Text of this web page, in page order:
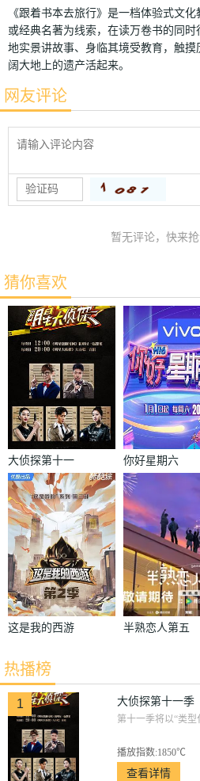
《跟着书本去旅行》是一档体验式文
或经典名著为线索，在读万卷书的同
地实景讲故事、身临其境受教育，触
阔大地上的遗产活起来。
网友评论
暂无评论，快来抢
猜你喜欢
大侦探第十一
季
你好星期六
这是我的西游
半熟恋人第五
热播榜
1 大侦探第十一季
第十一季将以“类
播放指数:1850℃
查看详情